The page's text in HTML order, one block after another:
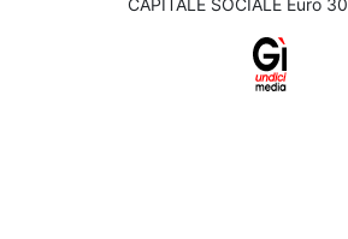
CAPITALE SOCIALE Euro